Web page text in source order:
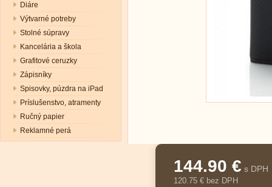
Diáre
Výtvarné potreby
Stolné súpravy
Kancelária a škola
Grafitové ceruzky
Zápisníky
Spisovky, púzdra na iPad
Príslušenstvo, atramenty
Ručný papier
Reklamné perá
144.90 € s DPH
120.75 € bez DPH